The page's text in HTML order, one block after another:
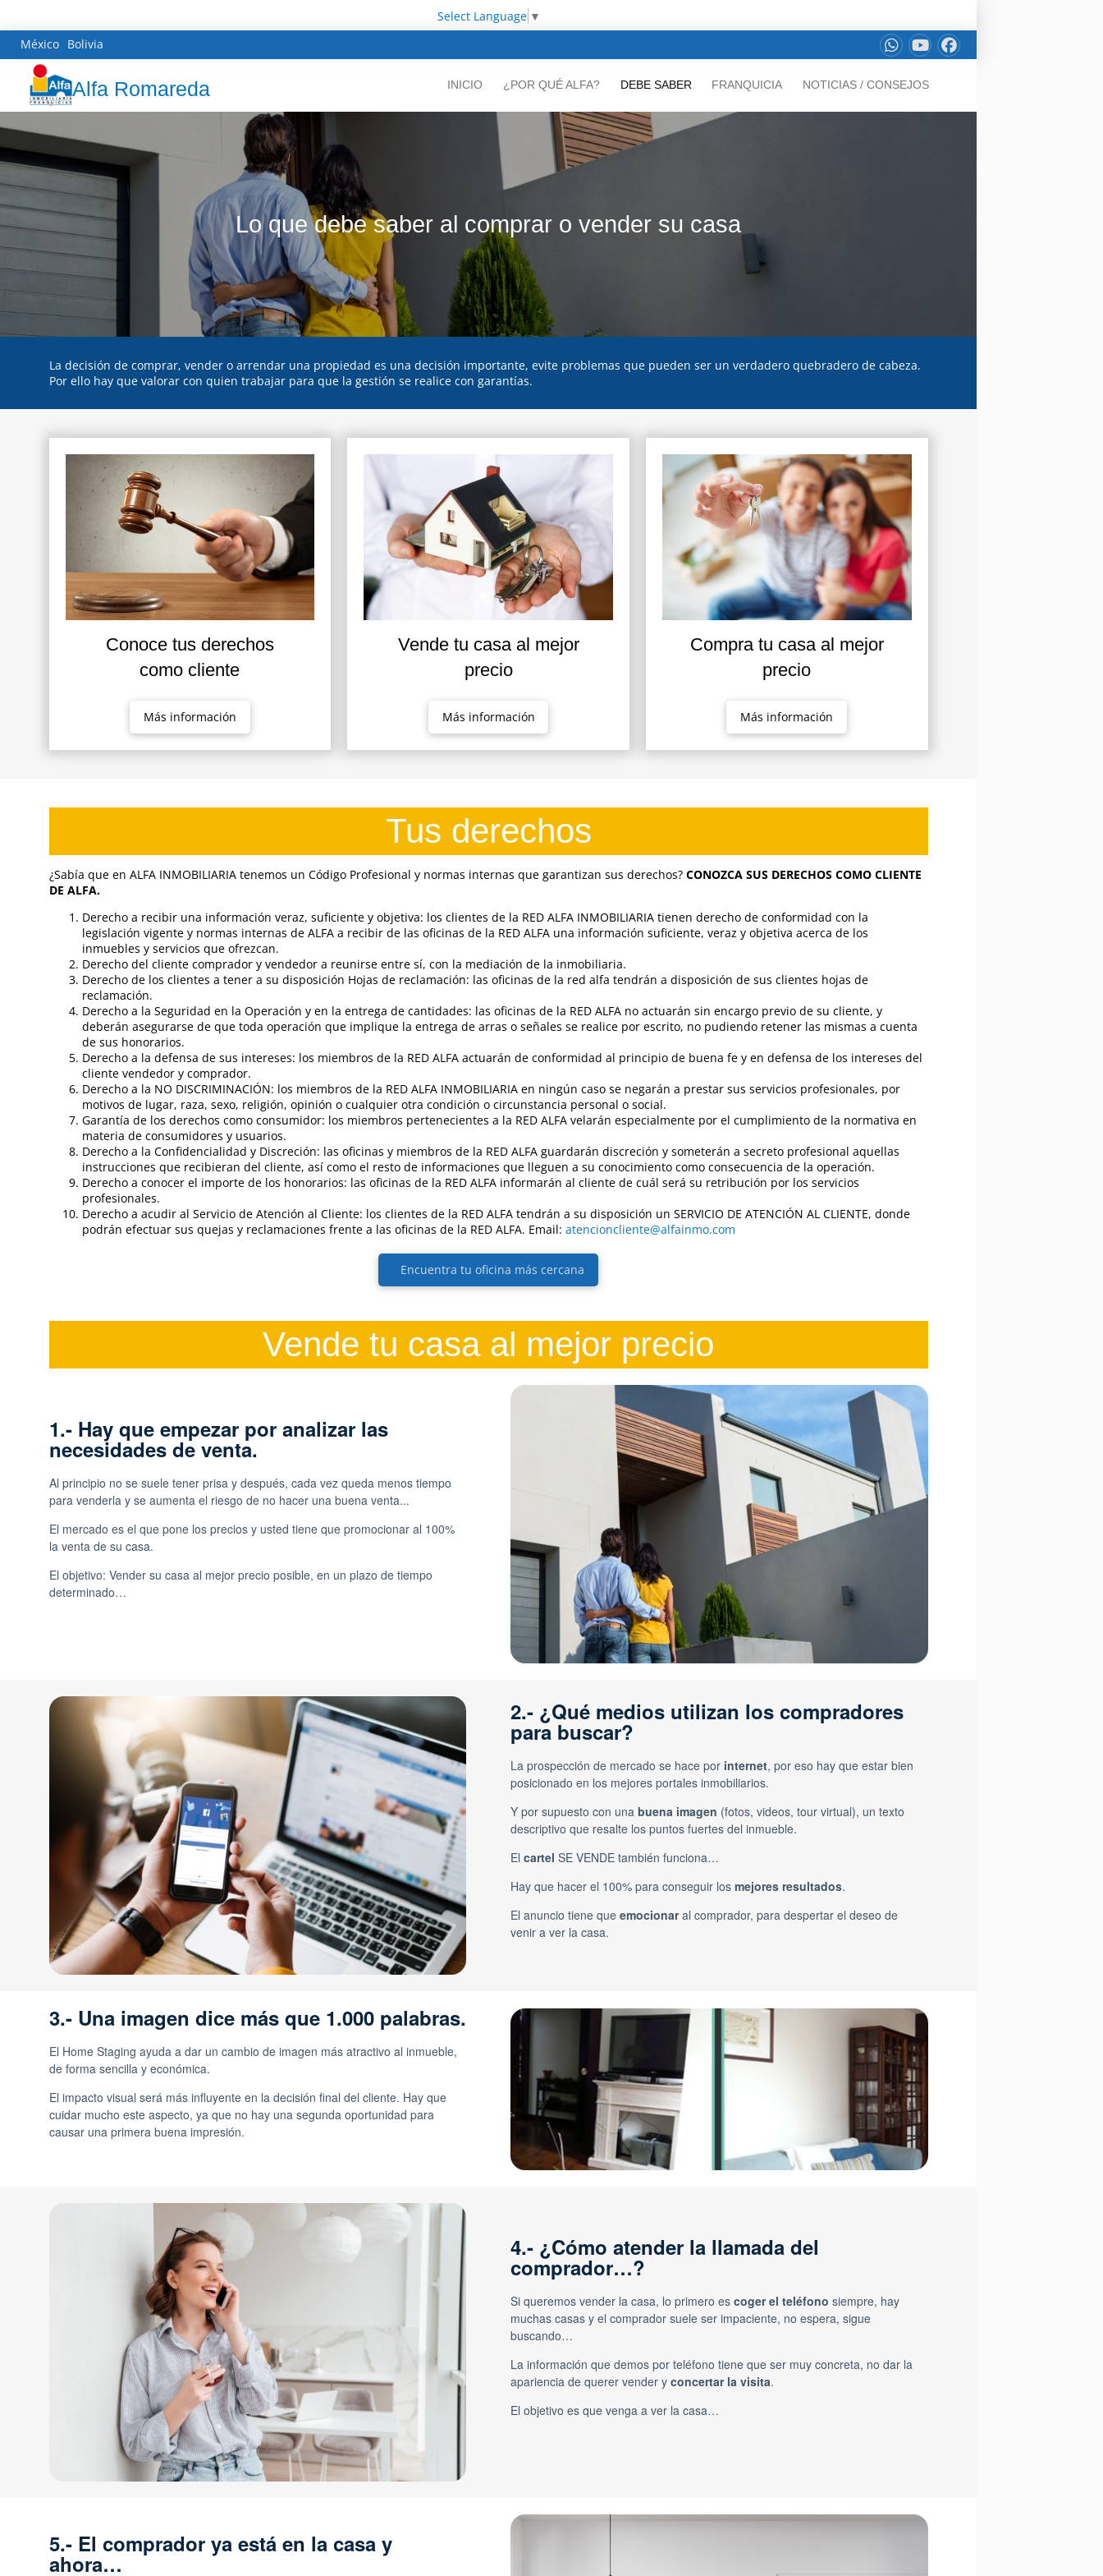
Select Language ▼
México Bolivia
Alfa Romareda INICIO ¿POR QUÉ ALFA? DEBE SABER FRANQUICIA NOTICIAS / CONSEJOS
Lo que debe saber al comprar o vender su casa
La decisión de comprar, vender o arrendar una propiedad es una decisión importante, evite problemas que pueden ser un verdadero quebradero de cabeza.
Por ello hay que valorar con quien trabajar para que la gestión se realice con garantías.
Conoce tus derechos
como cliente
Más información
Vende tu casa al mejor
precio
Más información
Compra tu casa al mejor
precio
Más información
Tus derechos
¿Sabía que en ALFA INMOBILIARIA tenemos un Código Profesional y normas internas que garantizan sus derechos? CONOZCA SUS DERECHOS COMO CLIENTE
DE ALFA.
Derecho a recibir una información veraz, suficiente y objetiva: los clientes de la RED ALFA INMOBILIARIA tienen derecho de conformidad con la
legislación vigente y normas internas de ALFA a recibir de las oficinas de la RED ALFA una información suficiente, veraz y objetiva acerca de los
inmuebles y servicios que ofrezcan.
Derecho del cliente comprador y vendedor a reunirse entre sí, con la mediación de la inmobiliaria.
Derecho de los clientes a tener a su disposición Hojas de reclamación: las oficinas de la red alfa tendrán a disposición de sus clientes hojas de
reclamación.
Derecho a la Seguridad en la Operación y en la entrega de cantidades: las oficinas de la RED ALFA no actuarán sin encargo previo de su cliente, y
deberán asegurarse de que toda operación que implique la entrega de arras o señales se realice por escrito, no pudiendo retener las mismas a cuenta
de sus honorarios.
Derecho a la defensa de sus intereses: los miembros de la RED ALFA actuarán de conformidad al principio de buena fe y en defensa de los intereses del
cliente vendedor y comprador.
Derecho a la NO DISCRIMINACIÓN: los miembros de la RED ALFA INMOBILIARIA en ningún caso se negarán a prestar sus servicios profesionales, por
motivos de lugar, raza, sexo, religión, opinión o cualquier otra condición o circunstancia personal o social.
Garantía de los derechos como consumidor: los miembros pertenecientes a la RED ALFA velarán especialmente por el cumplimiento de la normativa en
materia de consumidores y usuarios.
Derecho a la Confidencialidad y Discreción: las oficinas y miembros de la RED ALFA guardarán discreción y someterán a secreto profesional aquellas
instrucciones que recibieran del cliente, así como el resto de informaciones que lleguen a su conocimiento como consecuencia de la operación.
Derecho a conocer el importe de los honorarios: las oficinas de la RED ALFA informarán al cliente de cuál será su retribución por los servicios
profesionales.
Derecho a acudir al Servicio de Atención al Cliente: los clientes de la RED ALFA tendrán a su disposición un SERVICIO DE ATENCIÓN AL CLIENTE, donde
podrán efectuar sus quejas y reclamaciones frente a las oficinas de la RED ALFA. Email: atencioncliente@alfainmo.com
Encuentra tu oficina más cercana
Vende tu casa al mejor precio
1.- Hay que empezar por analizar las
necesidades de venta.
Al principio no se suele tener prisa y después, cada vez queda menos tiempo
para venderla y se aumenta el riesgo de no hacer una buena venta...
El mercado es el que pone los precios y usted tiene que promocionar al 100%
la venta de su casa.
El objetivo: Vender su casa al mejor precio posible, en un plazo de tiempo
determinado…
2.- ¿Qué medios utilizan los compradores
para buscar?
La prospección de mercado se hace por internet, por eso hay que estar bien
posicionado en los mejores portales inmobiliarios.
Y por supuesto con una buena imagen (fotos, videos, tour virtual), un texto
descriptivo que resalte los puntos fuertes del inmueble.
El cartel SE VENDE también funciona…
Hay que hacer el 100% para conseguir los mejores resultados.
El anuncio tiene que emocionar al comprador, para despertar el deseo de
venir a ver la casa.
3.- Una imagen dice más que 1.000 palabras.
El Home Staging ayuda a dar un cambio de imagen más atractivo al inmueble,
de forma sencilla y económica.
El impacto visual será más influyente en la decisión final del cliente. Hay que
cuidar mucho este aspecto, ya que no hay una segunda oportunidad para
causar una primera buena impresión.
4.- ¿Cómo atender la llamada del
comprador…?
Si queremos vender la casa, lo primero es coger el teléfono siempre, hay
muchas casas y el comprador suele ser impaciente, no espera, sigue
buscando…
La información que demos por teléfono tiene que ser muy concreta, no dar la
apariencia de querer vender y concertar la visita.
El objetivo es que venga a ver la casa…
5.- El comprador ya está en la casa y
ahora…